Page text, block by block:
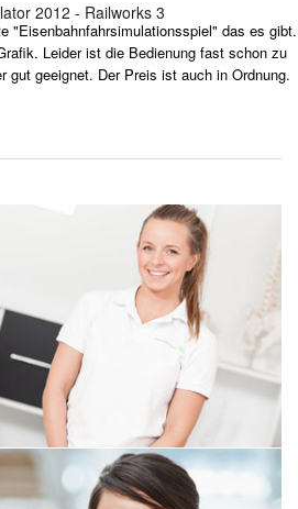
2012 - Railworks 3
"Eisenbahnfahrsimulationsspiel" das es gibt.
Leider ist die Bedienung fast schon zu
gut geeignet. Der Preis ist auch in Ordnung.